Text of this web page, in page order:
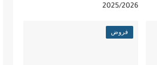
2025/2026
فروض